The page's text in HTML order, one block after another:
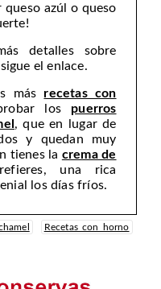
queso azúl o queso
detalles sobre
el enlace.
más recetas con
los puerros
, que en lugar de
y quedan muy
tienes la crema de
una rica
los días fríos.
Recetas con horno